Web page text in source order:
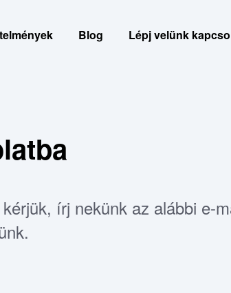
Blog Lépj velünk
írj nekünk az alábbi e-